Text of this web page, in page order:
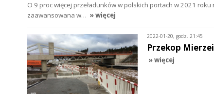
O 9 proc więcej przeładunków w polskich portach w 2021
zaawansowana w… » więcej
2022-01-20, godz. 21:45
Przekop
» więcej